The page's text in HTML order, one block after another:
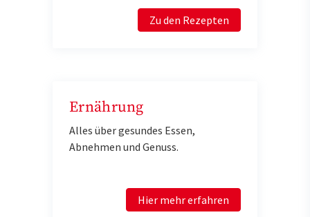
Zu den Rezepten
Ernährung
Alles über gesundes Essen,
Abnehmen und Genuss.
Hier mehr erfahren